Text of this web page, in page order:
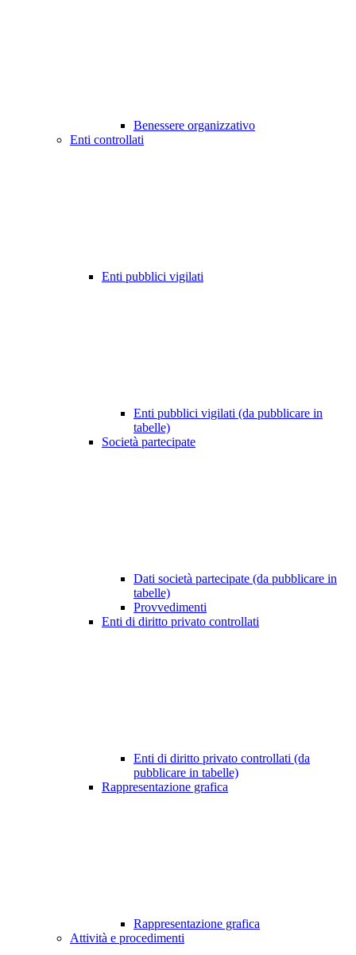
Benessere organizzativo
Enti controllati
Enti pubblici vigilati
Enti pubblici vigilati (da pubblicare in
tabelle)
Società partecipate
Dati società partecipate (da pubblicare in
tabelle)
Provvedimenti
Enti di diritto privato controllati
Enti di diritto privato controllati (da
pubblicare in tabelle)
Rappresentazione grafica
Rappresentazione grafica
Attività e procedimenti